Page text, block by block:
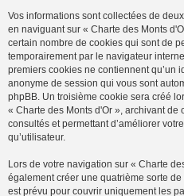
Vos informations sont collectées de
en naviguant sur « Charte des Monts
certain nombre de cookies qui sont de
temporairement par le navigateur
premiers cookies ne contiennent qu’un
anonyme de session qui vous sont
phpBB. Un troisième cookie sera créé
« Charte des Monts d'Or », archivant de
consultés et permettant d’améliorer
qu’utilisateur.
Lors de votre navigation sur « Charte
également créer une quatrième sorte
est prévu pour couvrir uniquement les